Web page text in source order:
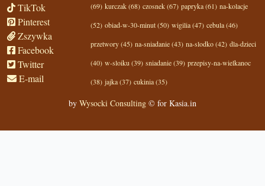
TikTok
Pinterest
Zszywka
Facebook
Twitter
E-mail
(69) kurczak (68) czosnek (67) papryka (61) na-kolacje
(52) obiad-w-30-minut (50) wigilia (47) cebula (46)
przetwory (45) na-sniadanie (43) na-slodko (42) dla-dzieci
(40) w-sloiku (39) sniadanie (39) przepisy-na-wielkanoc
(38) jajka (37) cukinia (35)
by Wysocki Consulting© for Kasia.in